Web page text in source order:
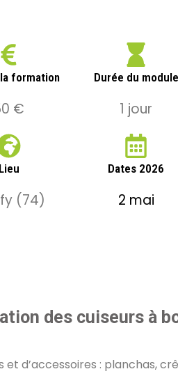
formation
€
Durée du module
1 jour
Lieu
(74)
Dates 2026
2 mai
des cuiseurs à
d’accessoires : planchas,